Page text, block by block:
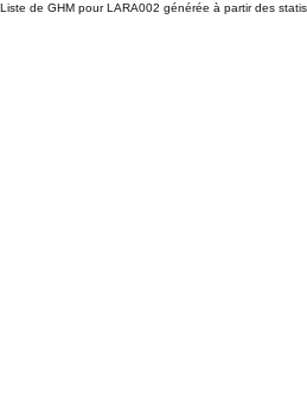
Liste de GHM pour LARA002 générée à partir des